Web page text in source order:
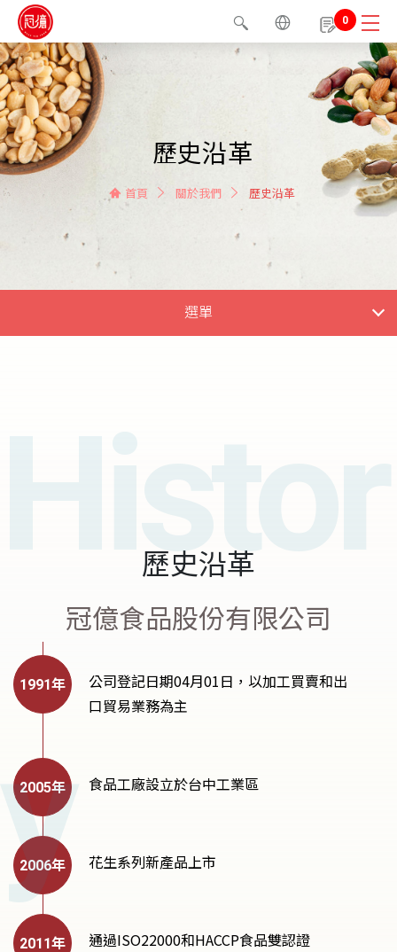
0
歷史沿革
首頁 關於我們 歷史沿革
選單
歷史沿革
冠億食品股份有限公司
公司登記日期04月01日，以加工買賣和出
口貿易業務為主
食品工廠設立於台中工業區
花生系列新產品上市
通過ISO22000和HACCP食品雙認證